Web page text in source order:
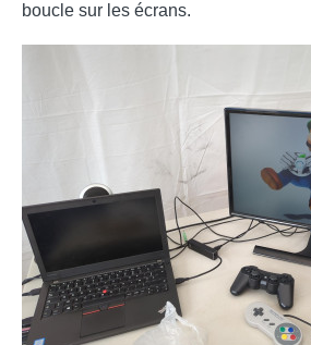
boucle sur les écrans.